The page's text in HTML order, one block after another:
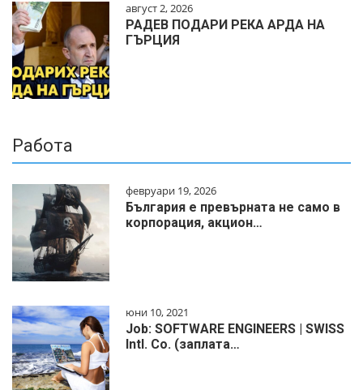
август 2, 2026
РАДЕВ ПОДАРИ РЕКА АРДА НА
ГЪРЦИЯ
Работа
февруари 19, 2026
България е превърната не само в
корпорация, акцион…
юни 10, 2021
Job: SOFTWARE ENGINEERS | SWISS
Intl. Co. (заплата…